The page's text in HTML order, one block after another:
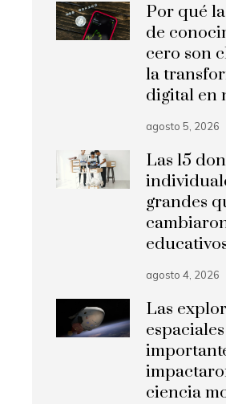
Por qué
de
cero son
la
digital en
agosto 5, 2026
Las 15
grandes
agosto 4, 2026
Las
ciencia